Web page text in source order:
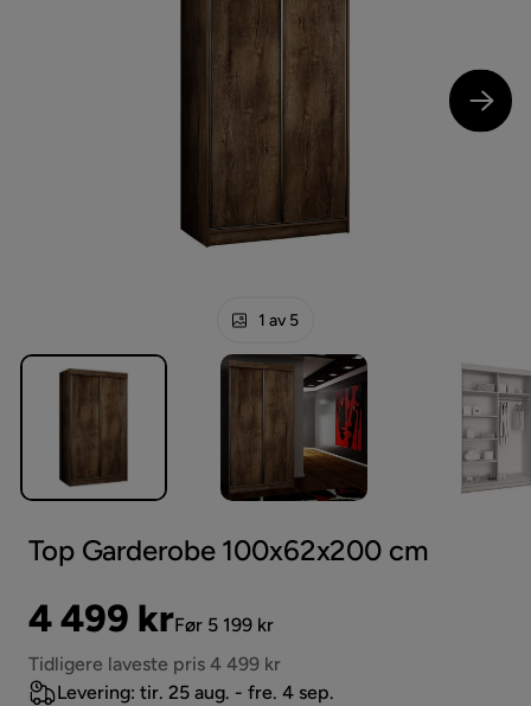
1 av 5
Top Garderobe 100x62x200 cm
Pris
4 499 kr
Original
Pris
Før 5 199 kr
Tidligere laveste pris 4 499 kr
Levering: tir. 25 aug. - fre. 4 sep.